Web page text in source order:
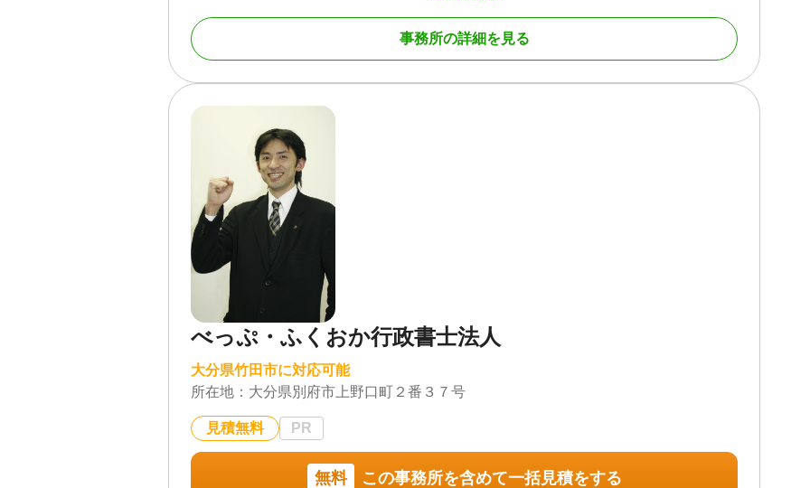
お急ぎのお手続きでもスピーディー・丁寧に対応いたします。
/ 銀行手続き / 戸籍収集 / 相続人調査 / 生前贈与（不動産名義変更）
対応体制
電話相談可 / 訪問可 / 土日相談可 / 初回相談無料 / 18時以降相談可 / 事務所面談
可
対応業務
遺言書 / 遺産分割 / 相続財産調査 / 相続税申告 / 相続放棄 / 家族信託 / 相続手続
き / 生前贈与（不動産名義変更）事務所の詳細を見る
べっぷ・ふくおか行政書士法人
大分県竹田市に対応可能
所在地： 大分県別府市上野口町２番３７号
見積無料 PR
無料 この事務所を含めて一括見積をする